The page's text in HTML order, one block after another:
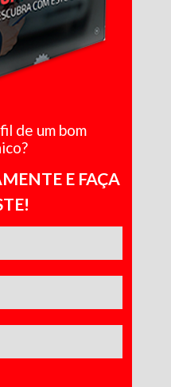
de um bom
E FAÇA